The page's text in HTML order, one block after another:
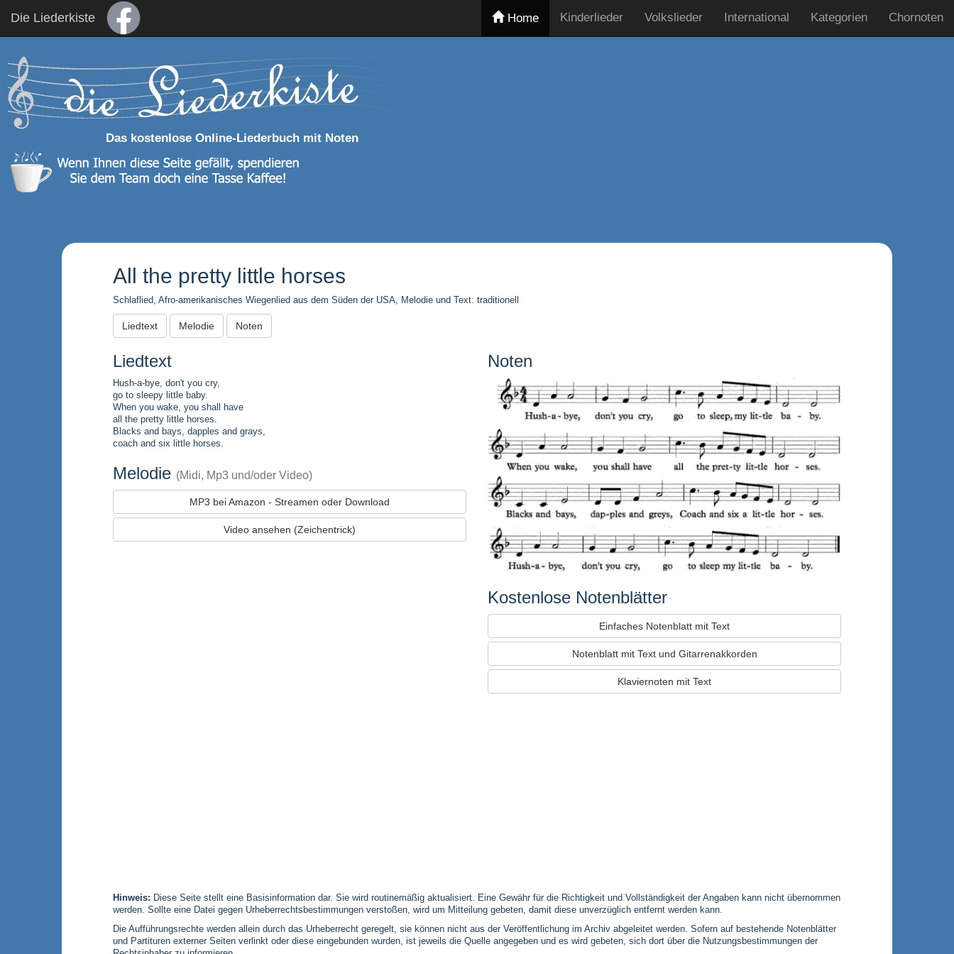
Die Liederkiste Home Kinderlieder Volkslieder International Kategorien Chornoten
Das kostenlose Online-Liederbuch mit Noten
All the pretty little horses
Schlaflied, Afro-amerikanisches Wiegenlied aus dem Süden der USA, Melodie und Text: traditionell
Liedtext Melodie Noten
Liedtext
Hush-a-bye, don't you cry,
go to sleepy little baby.
When you wake, you shall have
all the pretty little horses.
Blacks and bays, dapples and grays,
coach and six little horses.
Melodie (Midi, Mp3 und/oder Video)
MP3 bei Amazon - Streamen oder Download
Video ansehen (Zeichentrick)
Noten
Kostenlose Notenblätter
Einfaches Notenblatt mit Text
Notenblatt mit Text und Gitarrenakkorden
Klaviernoten mit Text
Hinweis: Diese Seite stellt eine Basisinformation dar. Sie wird routinemäßig aktualisiert. Eine Gewähr für die Richtigkeit und Vollständigkeit der Angaben kann nicht übernommen
werden. Sollte eine Datei gegen Urheberrechtsbestimmungen verstoßen, wird um Mitteilung gebeten, damit diese unverzüglich entfernt werden kann.
Die Aufführungsrechte werden allein durch das Urheberrecht geregelt, sie können nicht aus der Veröffentlichung im Archiv abgeleitet werden. Sofern auf bestehende Notenblätter
und Partituren externer Seiten verlinkt oder diese eingebunden wurden, ist jeweils die Quelle angegeben und es wird gebeten, sich dort über die Nutzungsbestimmungen der